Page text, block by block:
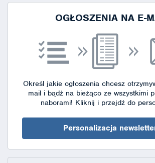
OGŁOSZENIA NA E-
Określ jakie ogłoszenia chcesz
mail i bądź na bieżąco ze wszystkimi
naborami! Kliknij i przejdź do
Personalizacja